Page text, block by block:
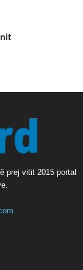
prej vitit 2015 portal